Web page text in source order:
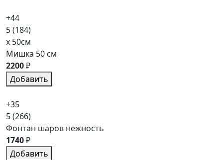
+44
5(184)
x 50см
Мишка 50 см
2200₽
Добавить
+35
5(266)
Фонтан шаров нежность
1740₽
Добавить